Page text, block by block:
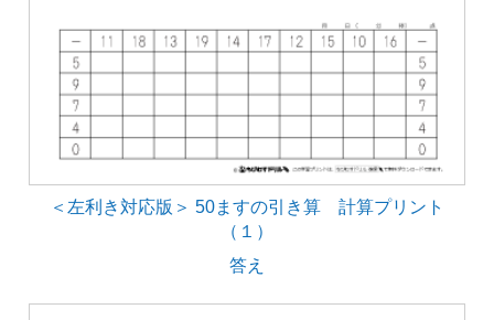
＜左利き対応版＞ 50ますの引き算 計算プリント
（１）
答え